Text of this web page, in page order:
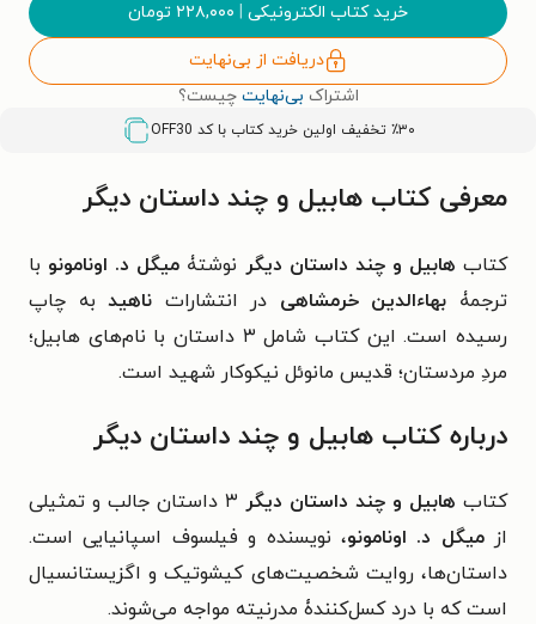
خرید کتاب الکترونیکی | ۲۲۸,۰۰۰ تومان
دریافت از بی‌نهایت
اشتراک بی‌نهایت چیست؟
٪۳۰ تخفیف اولین خرید کتاب با کد OFF30
معرفی کتاب هابیل و چند داستان دیگر
کتاب هابیل و چند داستان دیگر نوشتۀ میگل د. اونامونو با
ترجمۀ بهاءالدین خرمشاهی در انتشارات ناهید به چاپ
رسیده است. این کتاب شامل ۳ داستان با نام‌های هابیل؛
مردِ مردستان؛ قدیس مانوئل نیکوکار شهید است.
درباره کتاب هابیل و چند داستان دیگر
کتاب هابیل و چند داستان دیگر
۳ داستان جالب و تمثیلی
ازمیگل د. اونامونو، نویسنده و فیلسوف اسپانیایی است.
داستان‌ها، روایت شخصیت‌های کیشوتیک و اگزیستانسیال
است که با درد کسل‌کنندۀ مدرنیته مواجه می‌شوند.